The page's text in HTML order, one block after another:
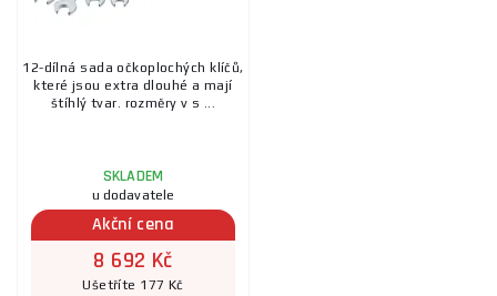
12-dílná sada očkoplochých klíčů,
které jsou extra dlouhé a mají
štíhlý tvar. rozměry v s ...
SKLADEM
u dodavatele
Akční cena
8 692 Kč
Ušetříte 177 Kč